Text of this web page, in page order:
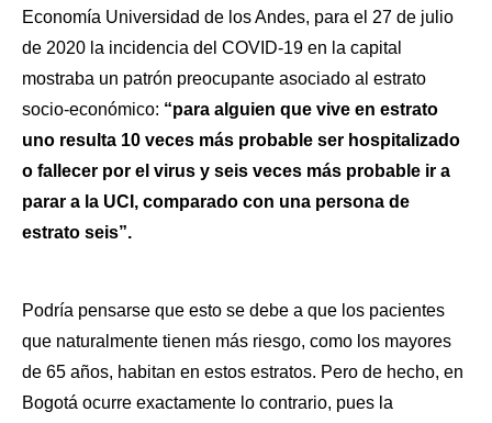
Economía Universidad de los Andes, para el 27 de julio
de 2020 la incidencia del COVID-19 en la capital
mostraba un patrón preocupante asociado al estrato
socio-económico: “para alguien que vive en estrato
uno resulta 10 veces más probable ser hospitalizado
o fallecer por el virus y seis veces más probable ir a
parar a la UCI, comparado con una persona de
estrato seis”.
Podría pensarse que esto se debe a que los pacientes
que naturalmente tienen más riesgo, como los mayores
de 65 años, habitan en estos estratos. Pero de hecho, en
Bogotá ocurre exactamente lo contrario, pues la